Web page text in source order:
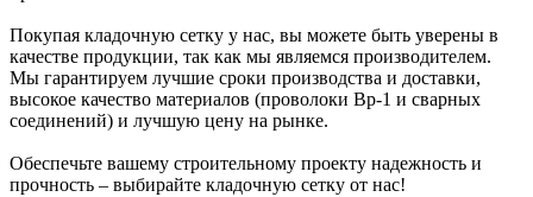
Покупая кладочную сетку у нас, вы можете быть уверены в
качестве продукции, так как мы являемся производителем.
Мы гарантируем лучшие сроки производства и доставки,
высокое качество материалов (проволоки Вр-1 и сварных
соединений) и лучшую цену на рынке.
Обеспечьте вашему строительному проекту надежность и
прочность – выбирайте кладочную сетку от нас!